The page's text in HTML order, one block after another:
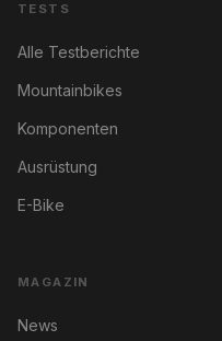
TESTS
Alle Testberichte
Mountainbikes
Komponenten
Ausrüstung
E-Bike
MAGAZIN
News